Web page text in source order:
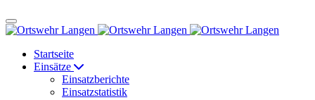
Startseite
Einsätze
Einsatzberichte
Einsatzstatistik